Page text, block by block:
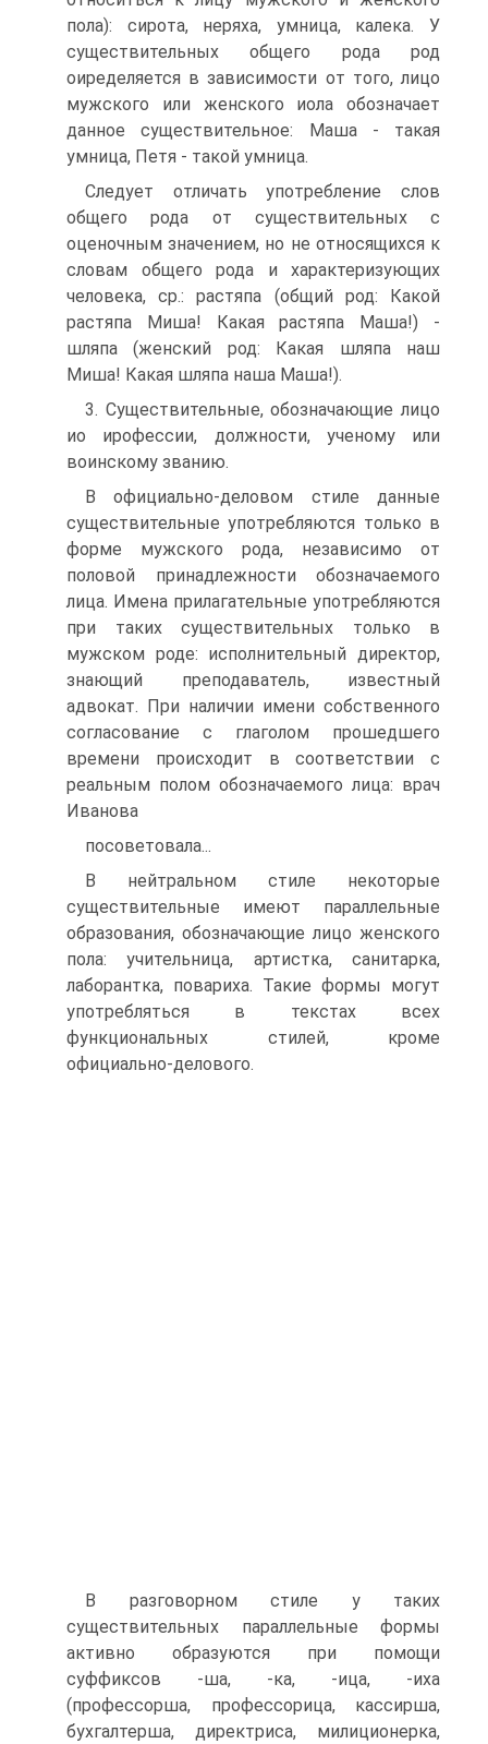
пола): сирота, неряха, умница, калека. У
существительных общего рода род
оиределяется в зависимости от того, лицо
мужского или женского иола обозначает
данное существительное: Маша - такая
умница, Петя - такой умница.
Следует отличать употребление слов
общего рода от существительных с
оценочным значением, но не относящихся к
словам общего рода и характеризующих
человека, ср.: растяпа (общий род: Какой
растяпа Миша! Какая растяпа Маша!) -
шляпа (женский род: Какая шляпа наш
Миша! Какая шляпа наша Маша!).
3. Существительные, обозначающие лицо
ио ирофессии, должности, ученому или
воинскому званию.
В официально-деловом стиле данные
существительные употребляются только в
форме мужского рода, независимо от
половой принадлежности обозначаемого
лица. Имена прилагательные употребляются
при таких существительных только в
мужском роде: исполнительный директор,
знающий преподаватель, известный
адвокат. При наличии имени собственного
согласование с глаголом прошедшего
времени происходит в соответствии с
реальным полом обозначаемого лица: врач
Иванова
посоветовала...
В нейтральном стиле некоторые
существительные имеют параллельные
образования, обозначающие лицо женского
пола: учительница, артистка, санитарка,
лаборантка, повариха. Такие формы могут
употребляться в текстах всех
функциональных стилей, кроме
официально-делового.
В разговорном стиле у таких
существительных параллельные формы
активно образуются при помощи
суффиксов -ша, -ка, -ица, -иха
(профессорша, профессорица, кассирша,
бухгалтерша, директриса, милиционерка,